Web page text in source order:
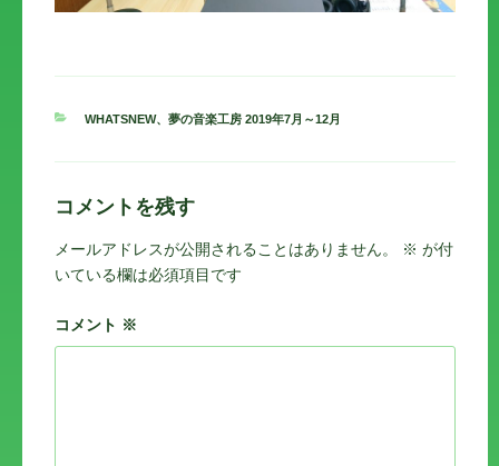
カ
ー
WHATSNEW、夢の音楽工房 2019年7月～12月
コメントを残す
メールアドレスが公開されることはありません。 ※ が付
いている欄は必須項目です
コメント ※